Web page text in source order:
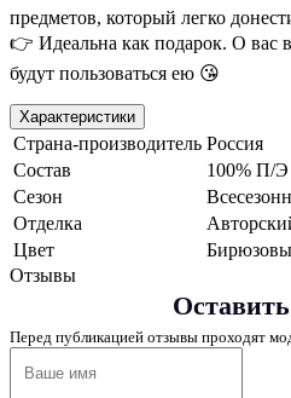
предметов, который легко
👉 Идеальна как подарок. О вас
будут пользоваться ею 😘
Характеристики
Страна-производитель Россия
Состав
100% П/Э
Сезон
Отделка
Цвет
Отзывы
Перед публикацией отзывы проходят